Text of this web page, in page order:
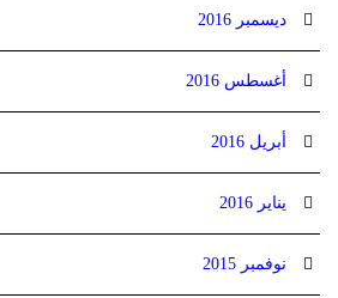
ديسمبر 2016
أغسطس 2016
أبريل 2016
يناير 2016
نوفمبر 2015